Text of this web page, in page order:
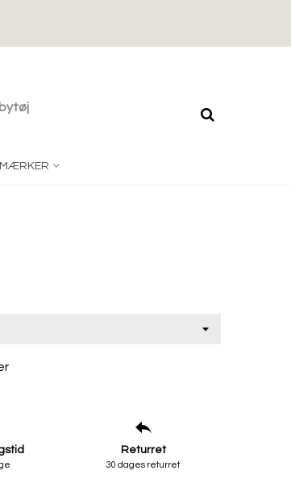
MÆRKER
Returret
30 dages returret